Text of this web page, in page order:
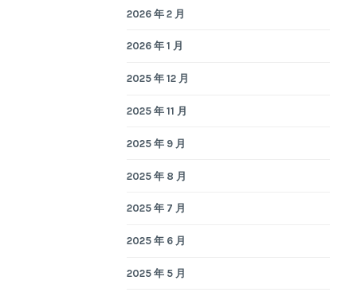
2026 年 2 月
2026 年 1 月
2025 年 12 月
2025 年 11 月
2025 年 9 月
2025 年 8 月
2025 年 7 月
2025 年 6 月
2025 年 5 月